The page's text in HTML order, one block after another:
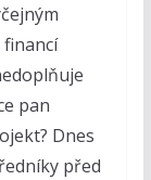
pan
Dnes
před